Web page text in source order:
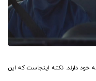
خود دارند. نکته اینجاست که این